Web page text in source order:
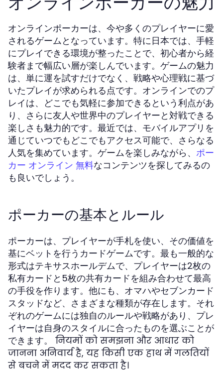
オンラインポーカーは、今や多くのプレイヤーに愛
されるゲームとなっています。特に日本では、手軽
にプレイできる環境が整ったことで、初心者から経
験者まで幅広い層が楽しんでいます。ゲームの魅力
は、単に運を試すだけでなく、戦略や心理戦に基づ
いたプレイが求められる点です。オンラインでのプ
レイは、どこでも気軽に参加できるという利点があ
り、さらに友人や世界中のプレイヤーと対戦できる
楽しさも魅力的です。最近では、モバイルアプリを
通じていつでもどこでもアクセス可能で、さらなる
人気を集めています。ゲームを楽しみながら、
ポー
カー オンライン 無料なコンテンツを探してみるの
も良いでしょう。
ポーカーの基本とルール
ポーカーは、プレイヤーが手札を使い、その価値を
基にベットを行うカードゲームです。最も一般的な
形式はテキサスホールデムで、プレイヤーは2枚の
私有カードと5枚の共有カードを組み合わせて最高
の手役を作ります。他にも、オマハやセブンカード
スタッドなど、さまざまな種類が存在します。それ
ぞれのゲームには独自のルールや戦略があり、プレ
イヤーは自身のスタイルに合ったものを選ぶことが
できます。 नियमों को समझना और आधार को
जानना अनिवार्य है, यह किसी एक हाथ में गलतियों
से बचने में मदद कर सकता है।